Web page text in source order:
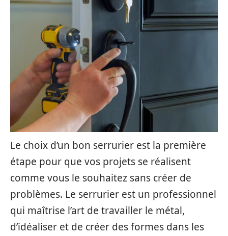
Le choix d’un bon serrurier est la première
étape pour que vos projets se réalisent
comme vous le souhaitez sans créer de
problèmes. Le serrurier est un professionnel
qui maîtrise l’art de travailler le métal,
d’idéaliser et de créer des formes dans les